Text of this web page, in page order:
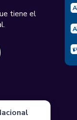
tiene el